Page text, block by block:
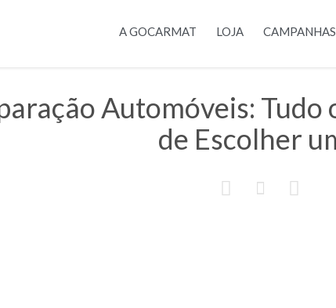
A GOCARMAT LOJA CAMPANHAS
Automóveis: Tudo
de Escolher
  